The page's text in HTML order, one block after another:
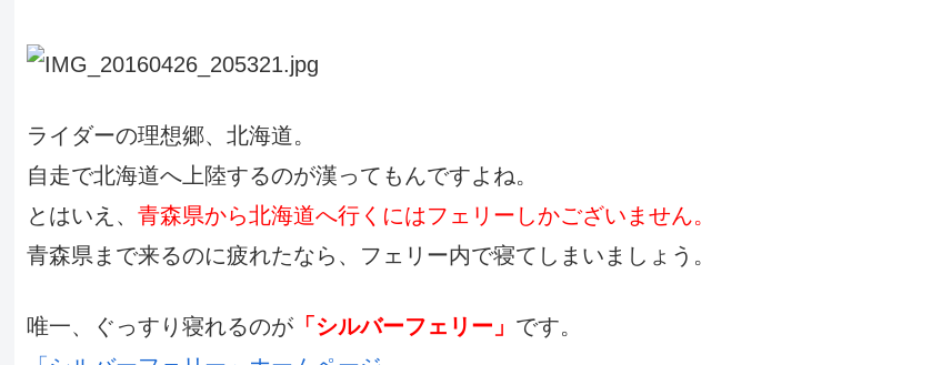
ライダーの理想郷、北海道。
自走で北海道へ上陸するのが漢ってもんですよね。
とはいえ、 青森県から北海道へ行くにはフェリーしかございません。
青森県まで来るのに疲れたなら、フェリー内で寝てしまいましょう。
唯一、ぐっすり寝れるのが 「シルバーフェリー」 です。